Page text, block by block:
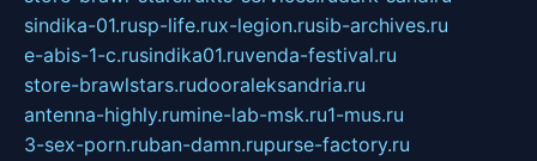
sindika-01.rusp-life.rux-legion.rusib-archives.ru
e-abis-1-c.rusindika01.ruvenda-festival.ru
store-brawlstars.rudooraleksandria.ru
antenna-highly.rumine-lab-msk.ru1-mus.ru
3-sex-porn.ruban-damn.rupurse-factory.ru